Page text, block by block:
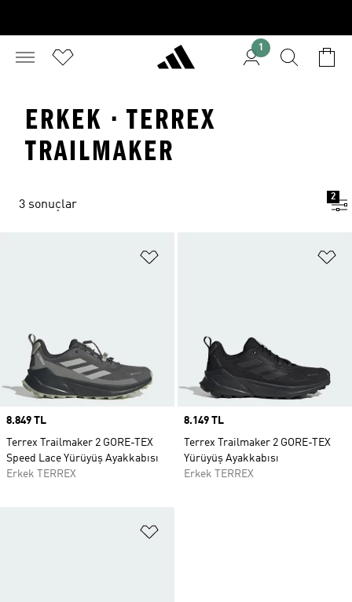
1
ERKEK · TERREX
TRAILMAKER
3 sonuçlar
2
Price
8.849 TL
Terrex Trailmaker 2 GORE-TEX
Speed Lace Yürüyüş Ayakkabısı
Erkek TERREX
Price
8.149 TL
Terrex Trailmaker 2 GORE-TEX
Yürüyüş Ayakkabısı
Erkek TERREX